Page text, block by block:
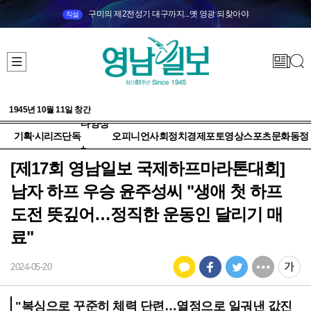
직설 구미의 제2전성기 대구까지...옛 영광 되찾아야
1945년 10월 11일 창간
기획·시리즈단독
다양성
+
오피니언사회정치 경제 포토영상스포츠문화동정
[제17회 영남일보 국제하프마라톤대회]
남자 하프 우승 윤주성씨 "생애 첫 하프
도전 뜻깊어…정직한 운동인 달리기 매
료"
2024-05-20
"복싱으로 꾸준히 체력 단련…열정으로 일궈낸 값진